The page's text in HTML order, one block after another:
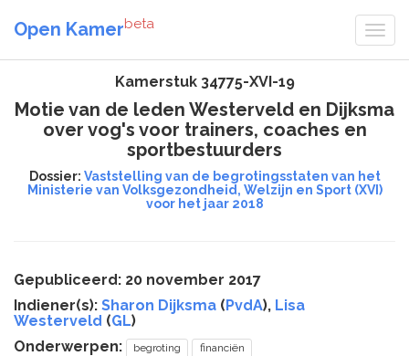
Open Kamerbeta
Kamerstuk 34775-XVI-19
Motie van de leden Westerveld en Dijksma
over vog's voor trainers, coaches en
sportbestuurders
Dossier: Vaststelling van de begrotingsstaten van het
Ministerie van Volksgezondheid, Welzijn en Sport (XVI)
voor het jaar 2018
Gepubliceerd: 20 november 2017
Indiener(s): Sharon Dijksma (PvdA), Lisa
Westerveld (GL)
Onderwerpen:
begroting financiën